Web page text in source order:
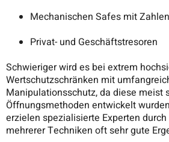
Mechanischen Safes mit
Privat- und Geschäftstresoren
Schwieriger wird es bei extrem
Wertschutzschränken mit
Manipulationsschutz, da diese meist
Öffnungsmethoden entwickelt
erzielen spezialisierte Experten
mehrerer Techniken oft sehr gute